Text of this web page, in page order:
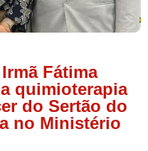
Fátima
quimioterapia
do Sertão do
no Ministério